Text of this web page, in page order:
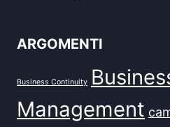
ARGOMENTI
Business Continuity
Management